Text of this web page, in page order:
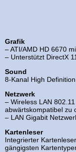
Grafik
– ATI/AMD HD 6670
– Unterstützt DirectX
Sound
8-Kanal High
Netzwerk
– Wireless LAN
abwärtskompatibel zu
– LAN Gigabit
Kartenleser
Integrierter
gängigsten